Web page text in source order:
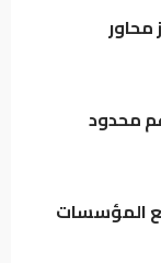
محاور
محدود
المؤسسات